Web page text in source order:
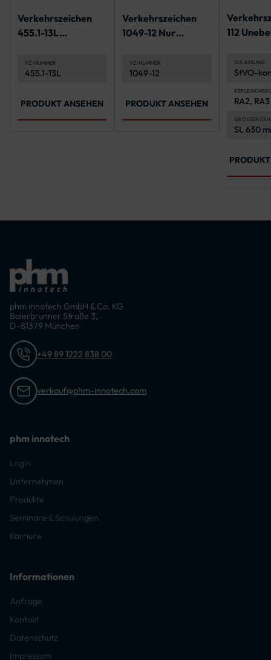
Verkehrszeichen
455.1-13L
Fortsetzung der
Umleitung,
VZ-NUMMER
455.1-13L
PRODUKT ANSEHEN
Verkehrszeichen
1049-12 Nur
Kettenfahrzeuge
VZ-NUMMER
1049-12
PRODUKT ANSEHEN
112
ZULASSUNG
StVO-
CE
RA2, RA3
GRÖSSEN
SL 630
phm innotech GmbH & Co. KG
Baierbrunner Straße 3,
D-81379 München
+49 89 1222 838 00
verkauf@phm-innotech.com
phm innotech
Login
Unternehmen
Produkte
Seminare & Schulungen
Karriere
Informationen
Anfrage
Kontakt
Datenschutz
Impressum